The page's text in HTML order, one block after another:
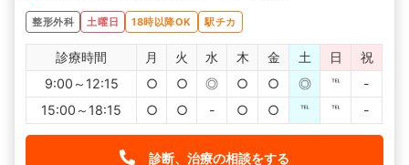
整形外科 土曜日 18時以降OK 駅チカ
診療時間 月 火 水 木 金 土 日
祝
9:00～12:15
○ ○ ◎ ○ ○ ◎ ℡
-
15:00～18:15
○ ○ - ○ ○ ℡ ℡ -
診断、治療の相談をする